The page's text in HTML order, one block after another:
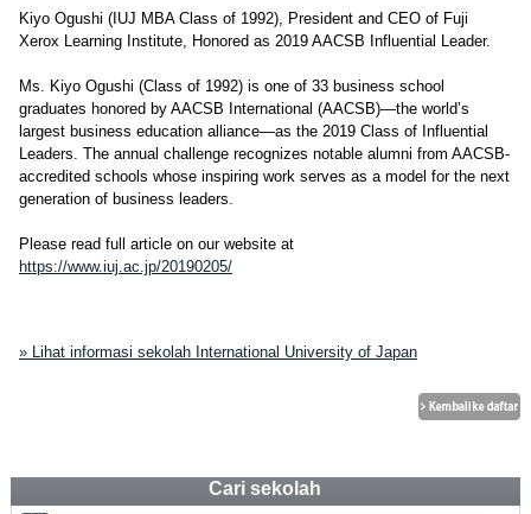
Kiyo Ogushi (IUJ MBA Class of 1992), President and CEO of Fuji
Xerox Learning Institute, Honored as 2019 AACSB Influential Leader.
Ms. Kiyo Ogushi (Class of 1992) is one of 33 business school
graduates honored by AACSB International (AACSB)—the world’s
largest business education alliance—as the 2019 Class of Influential
Leaders. The annual challenge recognizes notable alumni from AACSB-
accredited schools whose inspiring work serves as a model for the next
generation of business leaders.
Please read full article on our website at
https://www.iuj.ac.jp/20190205/
» Lihat informasi sekolah International University of Japan
Cari sekolah